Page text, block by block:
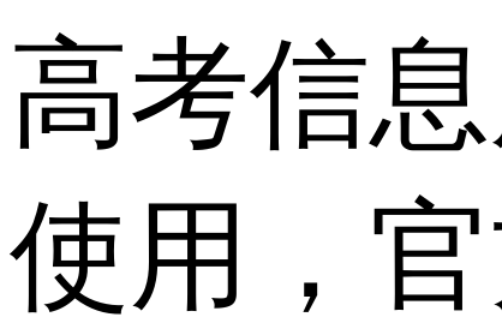
高考信
使用，